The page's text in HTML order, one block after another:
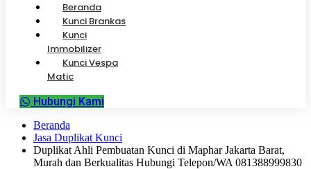
Beranda
Kunci Brankas
Kunci
Immobilizer
Kunci Vespa
Matic
Hubungi Kami
Beranda
Jasa Duplikat Kunci
Duplikat Ahli Pembuatan Kunci di Maphar Jakarta Barat,
Murah dan Berkualitas Hubungi Telepon/WA 081388999830